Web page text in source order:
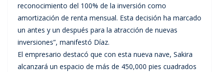
reconocimiento del 100% de la inversión como
amortización de renta mensual. Esta decisión ha marcado
un antes y un después para la atracción de nuevas
inversiones”, manifestó Díaz.
El empresario destacó que con esta nueva nave, Sakira
alcanzará un espacio de más de 450,000 pies cuadrados